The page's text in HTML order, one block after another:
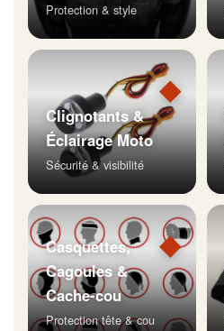
Protection & style
◆
Clignotants &
Éclairage Moto
Sécurité & visibilité
◆
Casquettes,
Cagoules &
Cache-cou
Protection tête & cou